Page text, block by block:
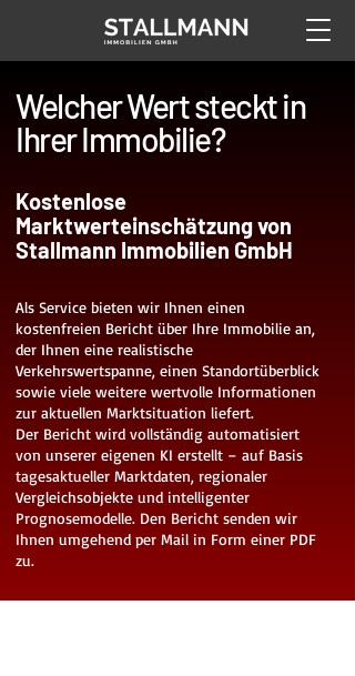
Welcher Wert steckt in
Ihrer Immobilie?
Kostenlose
Marktwerteinschätzung von
Stallmann Immobilien GmbH
Als Service bieten wir Ihnen einen
kostenfreien Bericht über Ihre Immobilie an,
der Ihnen eine realistische
Verkehrswertspanne, einen Standortüberblick
sowie viele weitere wertvolle Informationen
zur aktuellen Marktsituation liefert.
Der Bericht wird vollständig automatisiert
von unserer eigenen KI erstellt – auf Basis
tagesaktueller Marktdaten, regionaler
Vergleichsobjekte und intelligenter
Prognosemodelle. Den Bericht senden wir
Ihnen umgehend per Mail in Form einer PDF
zu.